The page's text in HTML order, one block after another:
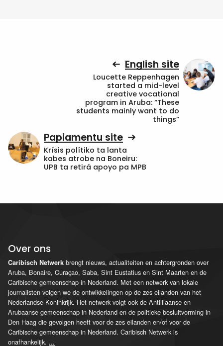
English site
Loucette Reppenhagen
started a mid-level
creative vocational
program in Aruba: “These
students mainly want to do
things”
Papiamentu site
Krísis polítiko ta lanta
kabes atrobe na Boneiru:
UPB ta retirá apoyo pa MPB
Over ons
Caribisch Netwerk brengt nieuws, actualiteiten en achtergronden over
Aruba, Bonaire, Curaçao, Saba, Sint Eustatius en Sint Maarten en de
Caribische gemeenschap in Nederland. Met een netwerk van lokale
journalisten volgen we de ontwikkelingen op de zes eilanden van het
Nederlandse Koninkrijk. Het netwerk volgt ook de Antilliaanse en
Arubaanse gemeenschap in Nederland en de politieke besluitvorming in
Den Haag die gevolgen heeft voor de zes eilanden en/of voor de
Caribische gemeenschap in Nederland. Caribisch Netwerk is
onafhankelijk. ...